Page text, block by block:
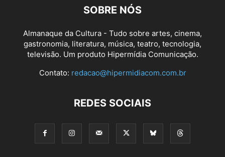
SOBRE NÓS
Almanaque da Cultura - Tudo sobre artes, cinema,
gastronomia, literatura, música, teatro, tecnologia,
televisão. Um produto Hipermídia Comunicação.
Contato: redacao@hipermidiacom.com.br
REDES SOCIAIS